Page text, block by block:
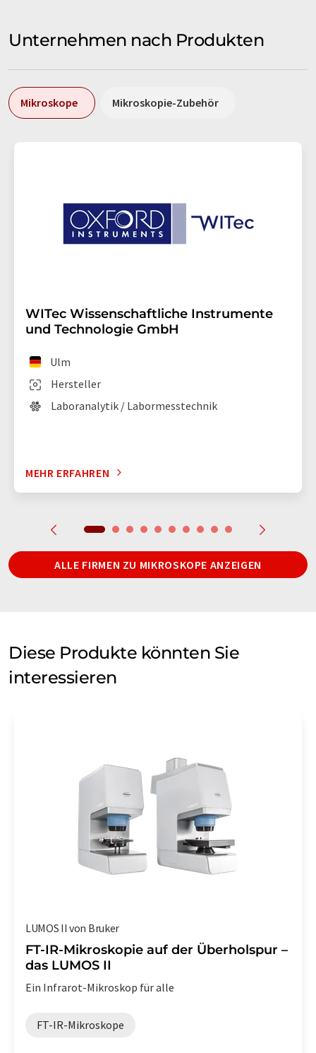
Unternehmen nach Produkten
Mikroskope Mikroskopie-Zubehör
WITec Wissenschaftliche Instrumente
und Technologie GmbH
Hersteller
Ulm
Laboranalytik / Labormesstechnik
MEHR ERFAHREN
ALLE FIRMEN ZU MIKROSKOPE ANZEIGEN
Diese Produkte könnten Sie
interessieren
LUMOS II von Bruker
FT-IR-Mikroskopie auf der Überholspur –
das LUMOS II
Ein Infrarot-Mikroskop für alle
FT-IR-Mikroskope